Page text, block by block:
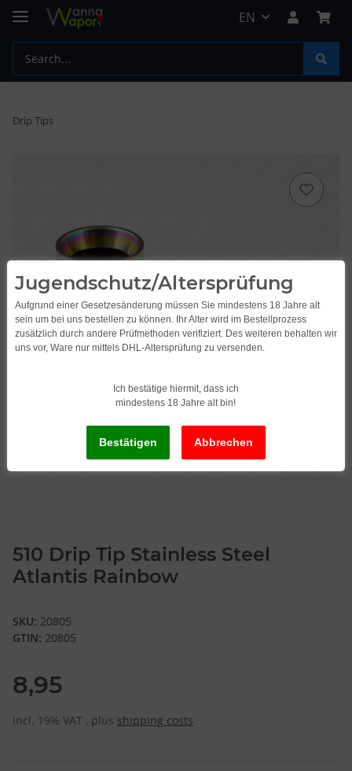
EN
Drip Tips
510 Drip Tip Stainless Steel
Atlantis Rainbow
SKU: 20805
GTIN: 20805
8,95
incl. 19% VAT , plus shipping costs
Jugendschutz/Altersprüfung
Aufgrund einer Gesetzesänderung müssen Sie mindestens 18 Jahre alt
sein um bei uns bestellen zu können. Ihr Alter wird im Bestellprozess
zusätzlich durch andere Prüfmethoden verifiziert. Des weiteren behalten wir
uns vor, Ware nur mittels DHL-Altersprüfung zu versenden.
Ich bestätige hiermit, dass ich
mindestens 18 Jahre alt bin!